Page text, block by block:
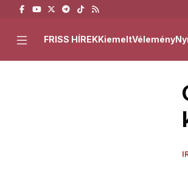
FRISS HÍREKKiemeltVélemény